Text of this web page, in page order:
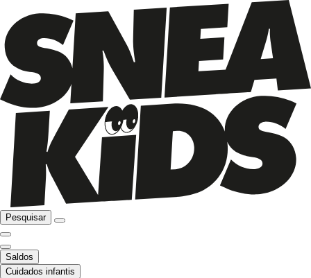
Pesquisar
Saldos
Cuidados infantis